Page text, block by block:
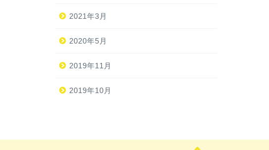
2021年3月
2020年5月
2019年11月
2019年10月